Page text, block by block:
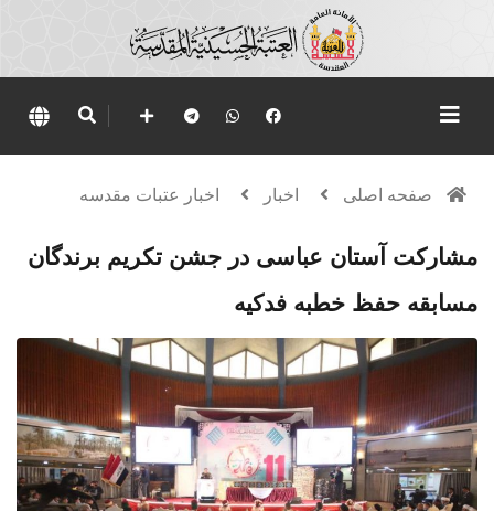
صفحه اصلی اخبار اخبار عتبات مقدسه
مشارکت آستان عباسی در جشن تکریم برندگان
مسابقه حفظ خطبه فدکیه